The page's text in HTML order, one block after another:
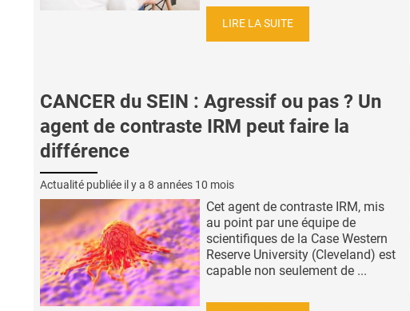
LIRE LA SUITE
CANCER du SEIN : Agressif ou pas ? Un
agent de contraste IRM peut faire la
différence
Actualité publiée il y a 8 années 10 mois
Cet agent de contraste IRM, mis
au point par une équipe de
scientifiques de la Case Western
Reserve University (Cleveland) est
capable non seulement de ...